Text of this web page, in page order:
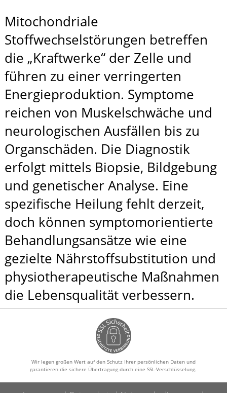
Mitochondriale
Stoffwechselstörungen betreffen
die „Kraftwerke“ der Zelle und
führen zu einer verringerten
Energieproduktion. Symptome
reichen von Muskelschwäche und
neurologischen Ausfällen bis zu
Organschäden. Die Diagnostik
erfolgt mittels Biopsie, Bildgebung
und genetischer Analyse. Eine
spezifische Heilung fehlt derzeit,
doch können symptomorientierte
Behandlungsansätze wie eine
gezielte Nährstoff­substitution und
physiotherapeutische Maßnahmen
die Lebensqualität verbessern.
Wir legen großen Wert auf den Schutz Ihrer persönlichen Daten und
garantieren die sichere Übertragung durch eine SSL-Verschlüsselung.